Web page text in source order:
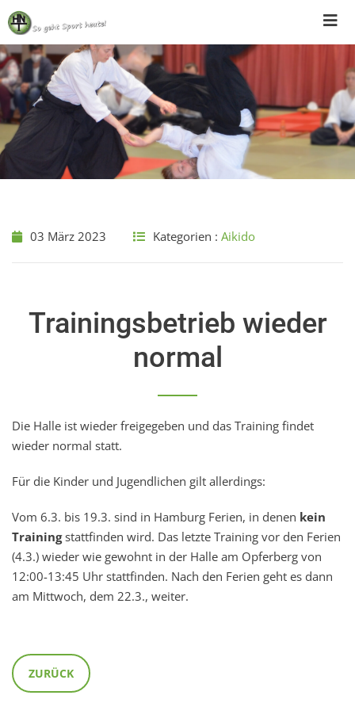
Skip
to
content
03 März 2023 Kategorien : Aikido
Trainingsbetrieb wieder
normal
Die Halle ist wieder freigegeben und das Training findet
wieder normal statt.
Für die Kinder und Jugendlichen gilt allerdings:
Vom 6.3. bis 19.3. sind in Hamburg Ferien, in denen kein
Training stattfinden wird. Das letzte Training vor den Ferien
(4.3.) wieder wie gewohnt in der Halle am Opferberg von
12:00-13:45 Uhr stattfinden. Nach den Ferien geht es dann
am Mittwoch, dem 22.3., weiter.
ZURÜCK